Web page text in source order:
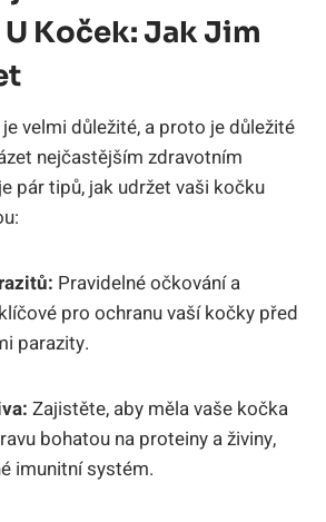
Koček: Jak Jim
velmi důležité, a proto je důležité
nejčastějším zdravotním
pár tipů, jak udržet vaši kočku
Pravidelné očkování a
pro ochranu vaší kočky před
parazity.
Zajistěte, aby měla vaše kočka
bohatou na proteiny a živiny,
imunitní systém.